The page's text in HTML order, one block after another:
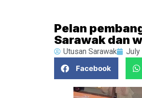
Pelan
Sarawak dan
Utusan Sarawak July
Facebook